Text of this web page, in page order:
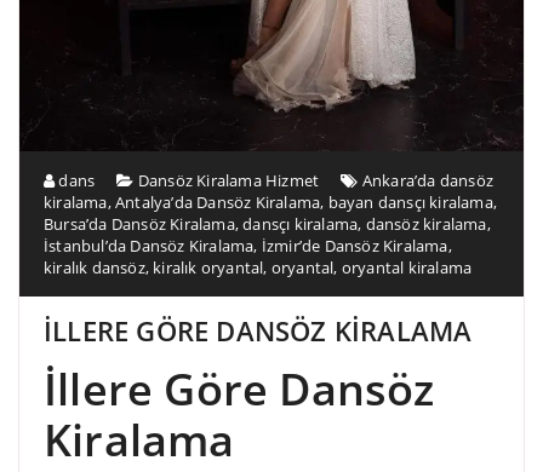
dans Dansöz Kiralama Hizmet
Ankara’da dansöz
kiralama,Antalya’da Dansöz Kiralama, bayan dansçı kiralama,
Bursa’da Dansöz Kiralama,dansçı kiralama, dansöz kiralama,
İstanbul’da Dansöz Kiralama, İzmir’de Dansöz Kiralama,
kiralık dansöz, kiralık oryantal, oryantal, oryantal kiralama
İLLERE GÖRE DANSÖZ KİRALAMA
İllere Göre Dansöz
Kiralama